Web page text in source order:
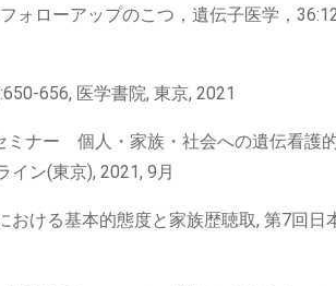
ォローアップのこつ，遺伝子医学，
656, 医学書院, 東京, 2021
ミナー 個人・家族・社会への遺伝看護
イン(東京), 2021, 9月
ける基本的態度と家族歴聴取, 第7回日